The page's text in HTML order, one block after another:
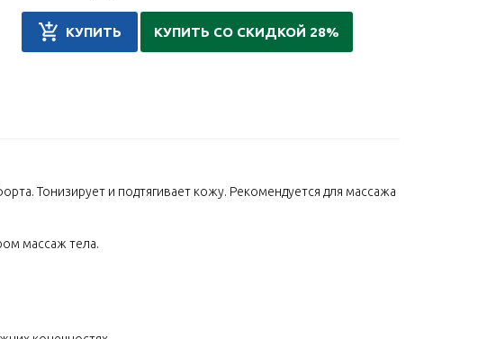
КУПИТЬ КУПИТЬ СО СКИДКОЙ 28%
Тонизирует и подтягивает кожу. Рекомендуется для массажа
массаж тела.